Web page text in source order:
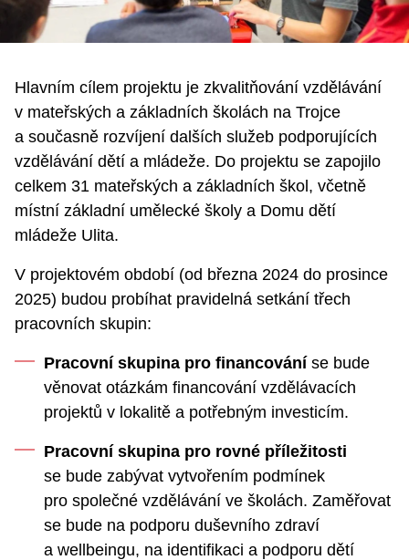
Hlavním cílem projektu je zkvalitňování vzdělávání
v mateřských a základních školách na Trojce
a současně rozvíjení dalších služeb podporujících
vzdělávání dětí a mládeže. Do projektu se zapojilo
celkem 31 mateřských a základních škol, včetně
místní základní umělecké školy a Domu dětí
mládeže Ulita.
V projektovém období (od března 2024 do prosince
2025) budou probíhat pravidelná setkání třech
pracovních skupin:
Pracovní skupina pro financování se bude
věnovat otázkám financování vzdělávacích
projektů v lokalitě a potřebným investicím.
Pracovní skupina pro rovné příležitosti
se bude zabývat vytvořením podmínek
pro společné vzdělávání ve školách. Zaměřovat
se bude na podporu duševního zdraví
a wellbeingu, na identifikaci a podporu dětí